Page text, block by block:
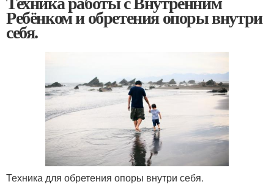
Ребёнком и обретения опоры внутри
себя.
Техника для обретения опоры внутри себя.